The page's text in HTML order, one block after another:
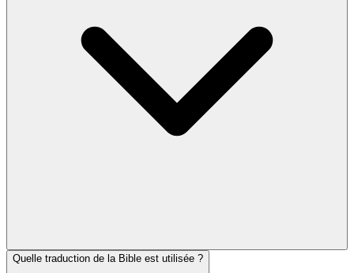
Quelle traduction de la Bible est utilisée ?